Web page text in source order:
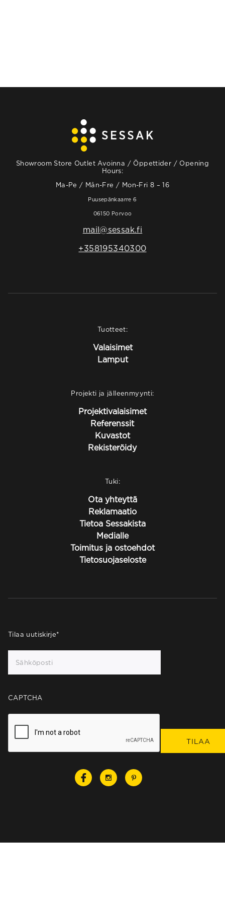
Showroom Store Outlet Avoinna / Öppettider / Opening
Hours:
Ma-Pe / Mån-Fre / Mon-Fri 8 – 16
Puusepänkaarre 6
06150 Porvoo
mail@sessak.fi
+358195340300
Tuotteet:
Valaisimet
Lamput
Projekti ja jälleenmyynti:
Projektivalaisimet
Referenssit
Kuvastot
Rekisteröidy
Tuki:
Ota yhteyttä
Reklamaatio
Tietoa Sessakista
Medialle
Toimitus ja ostoehdot
Tietosuojaseloste
Tilaa uutiskirje*
CAPTCHA